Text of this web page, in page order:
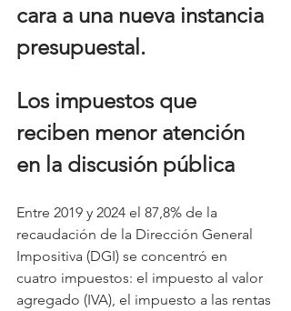
cara a una nueva instancia
presupuestal.
Los impuestos que
reciben menor atención
en la discusión pública
Entre 2019 y 2024 el 87,8% de la
recaudación de la Dirección General
Impositiva (DGI) se concentró en
cuatro impuestos: el impuesto al valor
agregado (IVA), el impuesto a las rentas